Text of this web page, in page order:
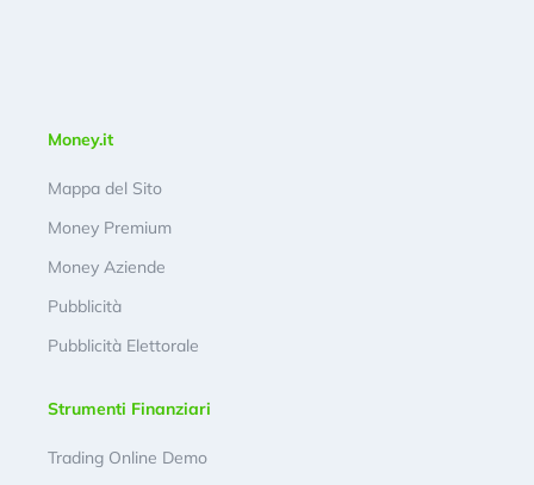
Money.it
Mappa del Sito
Money Premium
Money Aziende
Pubblicità
Pubblicità Elettorale
Strumenti Finanziari
Trading Online Demo